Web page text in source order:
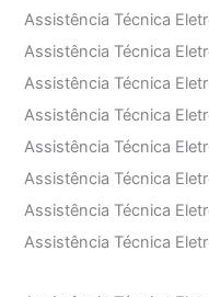
Assistência Técnica
Assistência Técnica
Assistência Técnica
Assistência Técnica
Assistência Técnica
Assistência Técnica
Assistência Técnica
Assistência Técnica